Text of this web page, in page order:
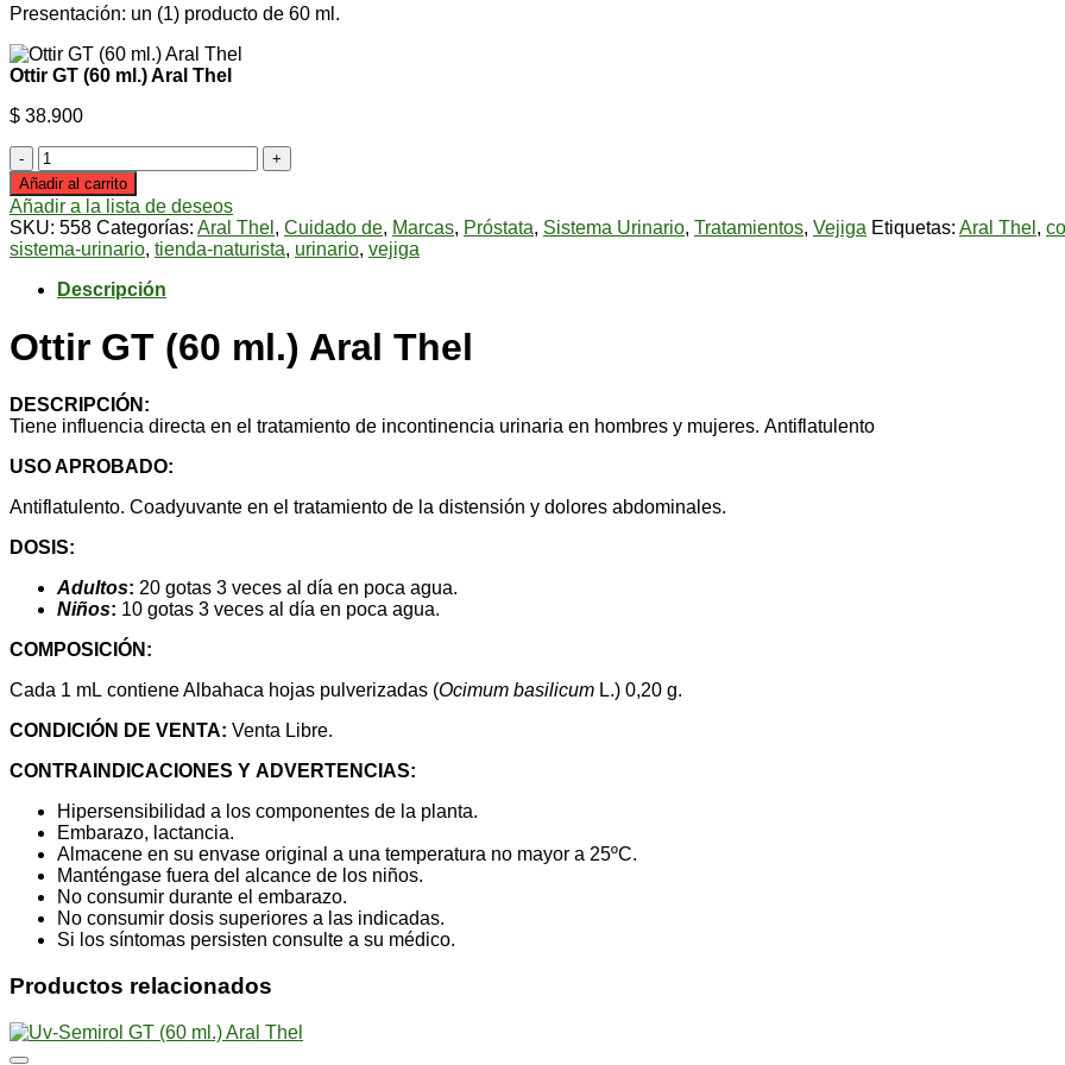
Presentación: un (1) producto de 60 ml.
Ottir GT (60 ml.) Aral Thel
$ 38.900
Ottir
GT
(60
ml.)
Aral
Thel
cantidad
Añadir al carrito
Añadir a la lista de deseos
SKU: 558 Categorías: Aral Thel , Cuidado de, Marcas, Próstata, Sistema Urinario, Tratamientos, Vejiga Etiquetas: Aral Thel ,
sistema-urinario, tienda-naturista, urinario, vejiga
Descripción
Ottir GT (60 ml.) Aral Thel
DESCRIPCIÓN:
Tiene influencia directa en el tratamiento de incontinencia urinaria en hombres y mujeres. Antiflatulento
USO APROBADO:
Antiflatulento. Coadyuvante en el tratamiento de la distensión y dolores abdominales.
DOSIS:
Adultos: 20 gotas 3 veces al día en poca agua.
Niños: 10 gotas 3 veces al día en poca agua.
COMPOSICIÓN:
Cada 1 mL contiene Albahaca hojas pulverizadas (Ocimum basilicum L.) 0,20 g.
CONDICIÓN DE VENTA: Venta Libre.
CONTRAINDICACIONES Y ADVERTENCIAS:
Hipersensibilidad a los componentes de la planta.
Embarazo, lactancia.
Almacene en su envase original a una temperatura no mayor a 25ºC.
Manténgase fuera del alcance de los niños.
No consumir durante el embarazo.
No consumir dosis superiores a las indicadas.
Si los síntomas persisten consulte a su médico.
Productos relacionados